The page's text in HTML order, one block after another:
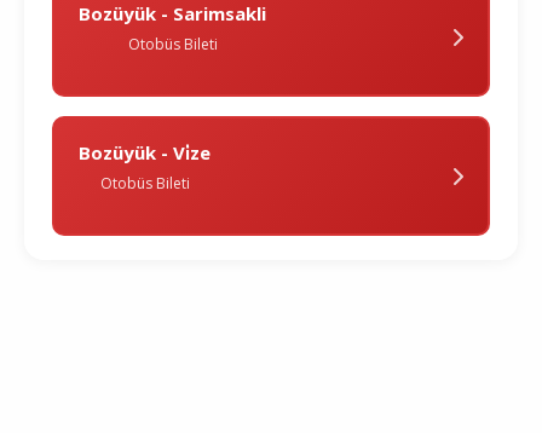
Bozüyük - Sarimsakli
Otobüs Bileti
Bozüyük - Vi̇ze
Otobüs Bileti